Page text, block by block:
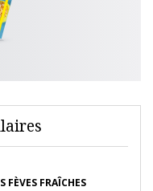
FÈVES FRAÎCHES